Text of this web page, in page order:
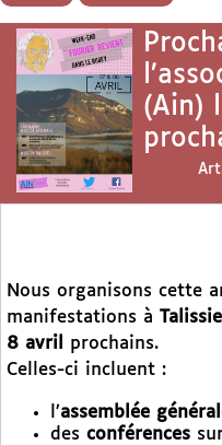
(Ain)
Nous organisons cette
manifestations à
8 avril prochains.
Celles-ci incluent :
l’assemblée
des conférences